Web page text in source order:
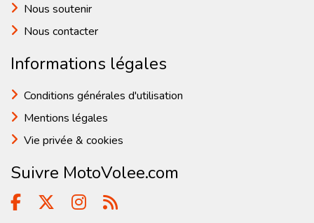
Nous soutenir
Nous contacter
Informations légales
Conditions générales d'utilisation
Mentions légales
Vie privée & cookies
Suivre MotoVolee.com